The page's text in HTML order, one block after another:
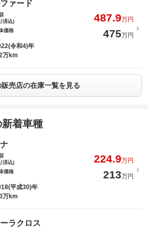
ァード
済込)
487.9万円
価格
475万円
令和4)年
万km
販売店の在庫一覧を見る
着車種
済込)
224.9万円
価格
213万円
平成30)年
万km
ラクロス